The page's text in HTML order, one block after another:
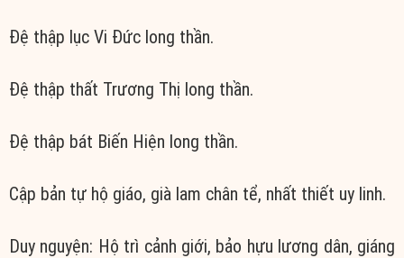
Đệ thập lục Vi Đức long thần.
Đệ thập thất Trương Thị long thần.
Đệ thập bát Biến Hiện long thần.
Cập bản tự hộ giáo, già lam chân tể, nhất thiết uy linh.
Duy nguyện: Hộ trì cảnh giới, bảo hựu lương dân, giáng